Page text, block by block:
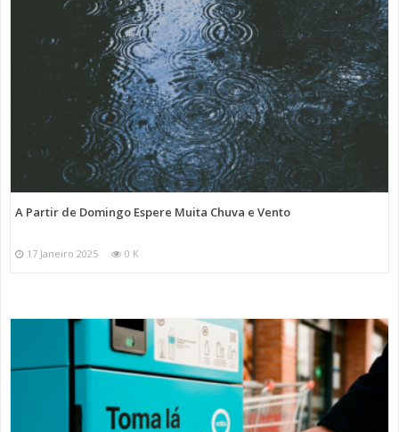
A Partir de Domingo Espere Muita Chuva e Vento
17 Janeiro 2025 0 K